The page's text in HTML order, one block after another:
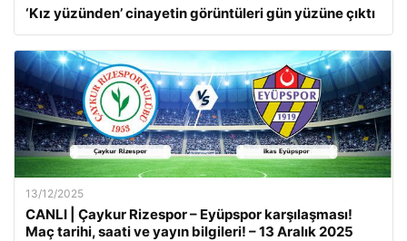
‘Kız yüzünden’ cinayetin görüntüleri gün yüzüne çıktı
13/12/2025
CANLI | Çaykur Rizespor – Eyüpspor karşılaşması!
Maç tarihi, saati ve yayın bilgileri! – 13 Aralık 2025